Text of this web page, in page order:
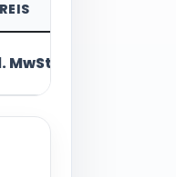
MwSt.